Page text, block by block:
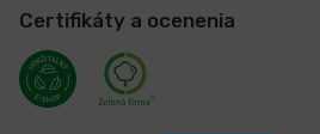
Certifikáty a ocenenia